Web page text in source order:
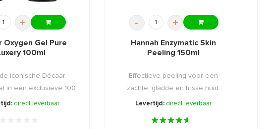
+
Oxygen Gel Pure
100ml
iconische Décaar
in een exclusieve 100
direct leverbaar
- +
Hannah Enzymatic Skin
Peeling 150ml
Effectieve peeling voor een
zachte, gladde en frisse huid.
Levertijd: direct leverbaar